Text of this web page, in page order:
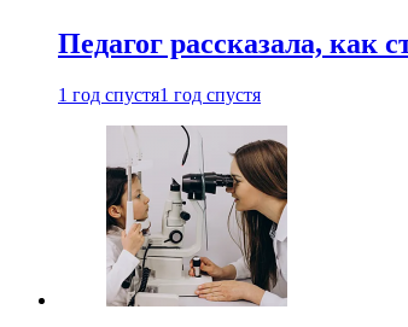
Педагог рассказала, как
1 год спустя1 год спустя